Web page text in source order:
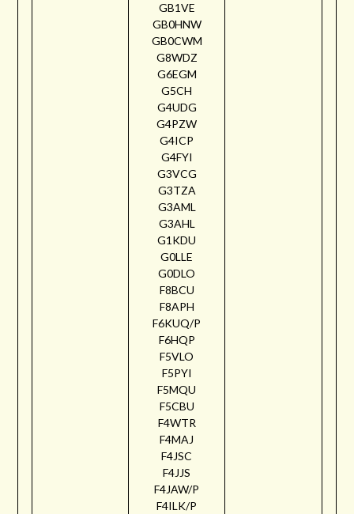
GB1VE
GB0HNW
GB0CWM
G8WDZ
G6EGM
G5CH
G4UDG
G4PZW
G4ICP
G4FYI
G3VCG
G3TZA
G3AML
G3AHL
G1KDU
G0LLE
G0DLO
F8BCU
F8APH
F6KUQ/P
F6HQP
F5VLO
F5PYI
F5MQU
F5CBU
F4WTR
F4MAJ
F4JSC
F4JJS
F4JAW/P
F4ILK/P